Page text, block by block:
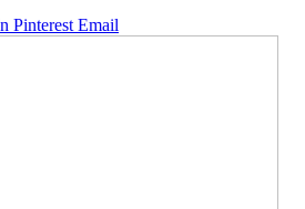
Pinterest Email